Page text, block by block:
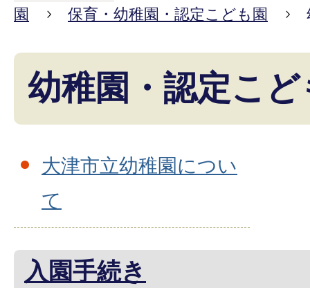
園
保育・幼稚園・認定こども園
幼稚園・認定こど
大津市立幼稚園につい
て
入園手続き